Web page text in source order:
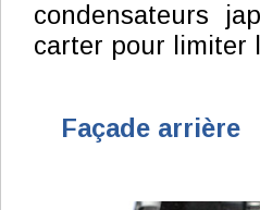
condensateurs
carter pour limiter
Façade arrière